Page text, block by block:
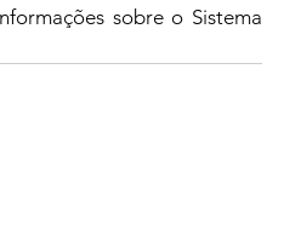
sobre o Sistema